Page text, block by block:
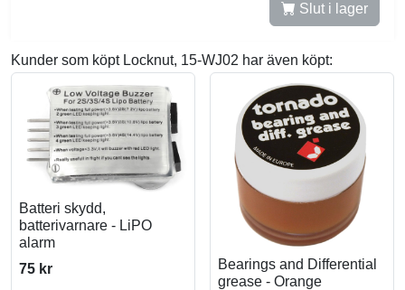
Slut i lager
Kunder som köpt Locknut, 15-WJ02 har även köpt:
Batteri skydd,
batterivarnare - LiPO
alarm
75 kr
Bearings and Differential
grease - Orange